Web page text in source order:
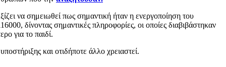
να σημειωθεί πως σημαντική ήταν η ενεργοποίηση του
δίνοντας σημαντικές πληροφορίες, οι οποίες διαβιβάστηκαν
για το παιδί.
και οτιδήποτε άλλο χρειαστεί.